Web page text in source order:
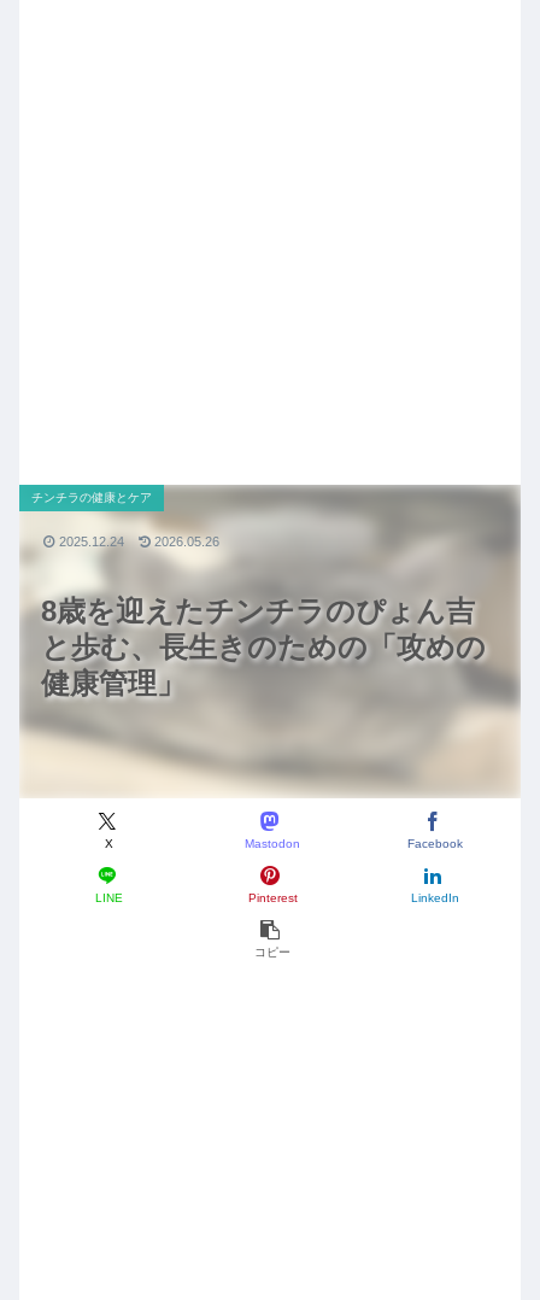
8歳を迎えたチンチラのぴょん吉
と歩む、長生きのための「攻めの
健康管理」
チンチラの健康とケア
X Mastodon Facebook
LINE Pinterest LinkedIn
コピー
2025.12.24 2026.05.26